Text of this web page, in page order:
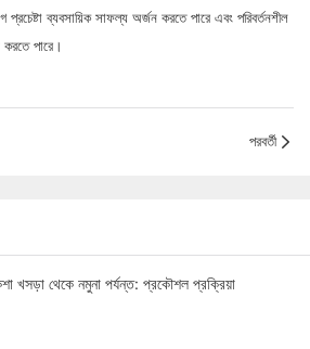
ব্যবসায়িক সাফল্য অর্জন করতে পারে এবং পরিবর্তনশীল
করতে পারে।
পরবর্তী
খসড়া থেকে নমুনা পর্যন্ত: প্রকৌশল প্রক্রিয়া